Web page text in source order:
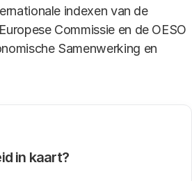
indexen van de
Commissie en de OESO
Samenwerking en
in kaart?